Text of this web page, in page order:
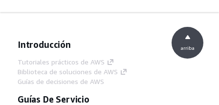
Introducción
Tutoriales prácticos de AWS
Biblioteca de soluciones de AWS
Guías de decisiones de AWS
Guías De Servicio
arriba